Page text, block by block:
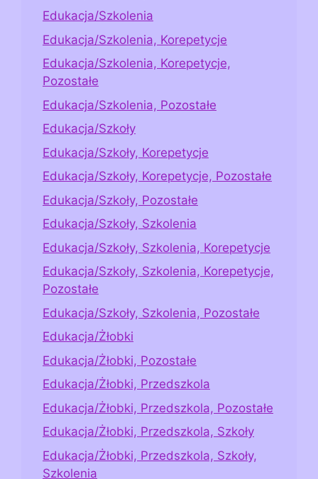
Edukacja/Szkolenia
Edukacja/Szkolenia, Korepetycje
Edukacja/Szkolenia, Korepetycje,
Pozostałe
Edukacja/Szkolenia, Pozostałe
Edukacja/Szkoły
Edukacja/Szkoły, Korepetycje
Edukacja/Szkoły, Korepetycje, Pozostałe
Edukacja/Szkoły, Pozostałe
Edukacja/Szkoły, Szkolenia
Edukacja/Szkoły, Szkolenia, Korepetycje
Edukacja/Szkoły, Szkolenia, Korepetycje,
Pozostałe
Edukacja/Szkoły, Szkolenia, Pozostałe
Edukacja/Żłobki
Edukacja/Żłobki, Pozostałe
Edukacja/Żłobki, Przedszkola
Edukacja/Żłobki, Przedszkola, Pozostałe
Edukacja/Żłobki, Przedszkola, Szkoły
Edukacja/Żłobki, Przedszkola, Szkoły,
Szkolenia